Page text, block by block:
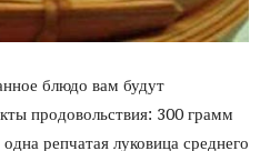
блюдо вам будут
продовольствия: 300 грамм
репчатая луковица среднего